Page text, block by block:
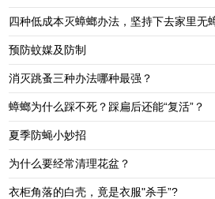
四种低成本灭蟑螂办法，坚持下去家里无
预防蚊媒及防制
消灭跳蚤三种办法哪种最强？
蟑螂为什么踩不死？踩扁后还能“复活”？
夏季防蝇小妙招
为什么要经常清理花盆？
衣柜角落的白壳，竟是衣服"杀手”?